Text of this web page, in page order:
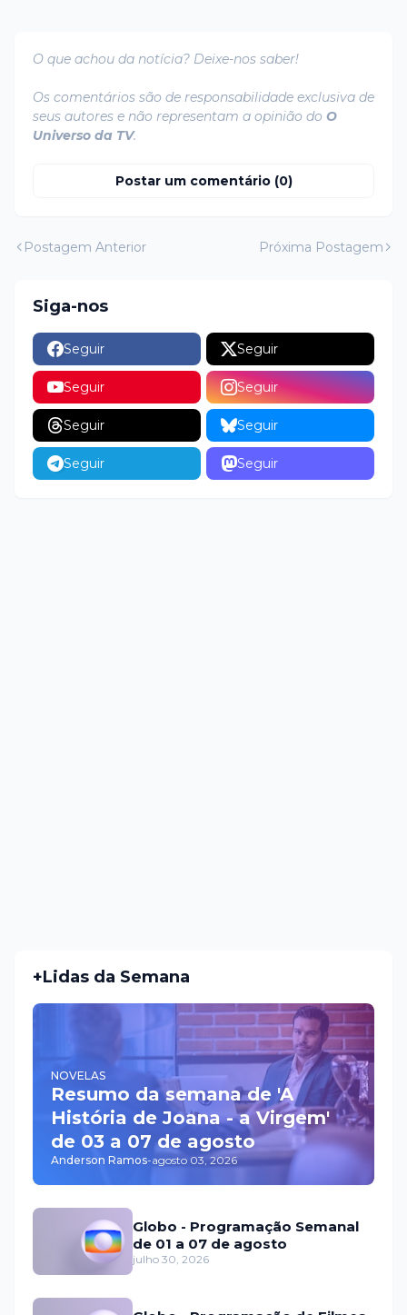
O que achou da notícia? Deixe-nos saber!
Os comentários são de responsabilidade exclusiva de
seus autores e não representam a opinião do O
Universo da TV.
Postar um comentário (0)
Postagem Anterior Próxima Postagem
Siga-nos
Seguir Seguir
Seguir Seguir
Seguir Seguir
Seguir Seguir
+Lidas da Semana
NOVELAS
Resumo da semana de 'A
História de Joana - a Virgem'
de 03 a 07 de agosto
Anderson Ramos-agosto 03, 2026
Globo - Programação Semanal
de 01 a 07 de agosto
julho 30, 2026